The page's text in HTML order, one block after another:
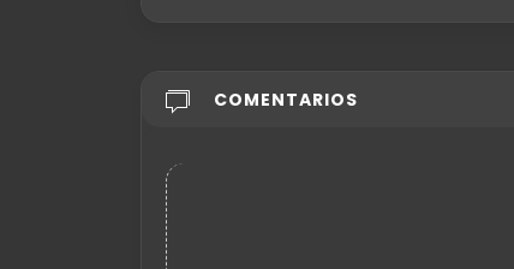
COMENTARIOS